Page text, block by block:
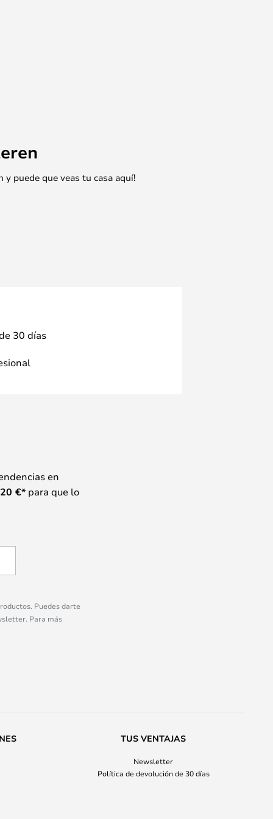
puede que veas tu casa aquí!
30 días
en
20 €*para que lo
Puedes darte
Para más
TUS VENTAJAS
Newsletter
Política de devolución de 30 días